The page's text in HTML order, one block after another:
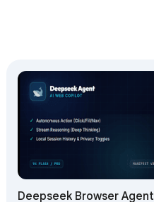
Deepseek Browser Agent